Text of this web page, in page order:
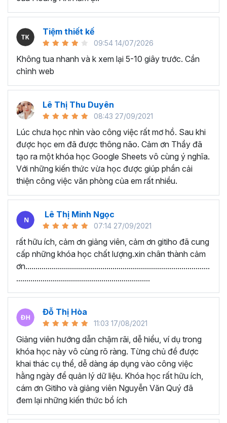
dụng đã lâu nhưng chỉ biết đến các kỹ năng cơ bản,
chưa biết cách tối ưu cho công việc.
Nhân viên văn phòng, người thường xuyên phải làm
việc với dữ liệu, phân tích và báo cáo cho quản lý.
Excel để quản lý dữ liệu, lên kế hoạch tài chính, phân
tích và đưa ra quyết định kinh doanh,...
Sinh viên, giảng viên cần sử dụng Google Sheet
phục vụ mục đích học tập và nghiên cứu, chia sẻ và
quản lý tài liệu, làm bài tập nhóm,...
….
Kết thúc chương trình Google
Sheets này bạn sẽ thành
thạo:
Tổng quan về Google Sheets, cách chia sẻ tài liệu và làm
việc nhóm
Google Sheets Cơ bản - Nhập dữ liệu, kẻ bảng và một số
chức năng cơ bản
Thu thập thông tin và xử lý thông tin bằng các hàm xử lý
dữ liệu
Kiến thức Google Sheets nâng cao
Học viên nói gì về chương
trình này:
“Lúc chưa học nhìn vào công việc rất mơ hồ. Sau
khi được học em đã được thông não. Cảm ơn
Thầy đã tạo ra một khóa học Google Sheet vô
cùng ý nghĩa. Với những kiến thức vừa học được
giúp phần cải thiện công việc văn phòng của em
rất nhiều.”
Tiệm thiết kế
09:54 14/07/2026
Không tua nhanh và k xem lại 5-10 giây trước. Cần
chỉnh web
Lê Thị Thu Duyên
08:43 27/09/2021
Lúc chưa học nhìn vào công việc rất mơ hồ. Sau khi
được học em đã được thông não. Cảm ơn Thầy đã
tạo ra một khóa học Google Sheets vô cùng ý nghĩa.
Với những kiến thức vừa học được giúp phần cải
thiện công việc văn phòng của em rất nhiều.
Lê Thị Minh Ngọc
07:14 27/09/2021
rất hữu ích, cảm ơn giảng viên, cảm ơn gitiho đã cung
cấp những khóa học chất lượng.xin chân thành cảm
ơn...........................................................................................
..................................................................
Đỗ Thị Hòa
11:03 17/08/2021
Giảng viên hướng dẫn chậm rãi, dễ hiểu, ví dụ trong
khóa học này vô cùng rõ ràng. Từng chủ đề được
khai thác cụ thể, dễ dàng áp dụng vào công việc
hằng ngày để quản lý dữ liệu. Khóa học rất hữu ích,
cám ơn Gitiho và giảng viên Nguyễn Văn Quý đã
đem lại những kiến thức bổ ích